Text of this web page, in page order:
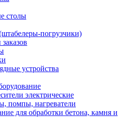
столы
погрузчики)
устройства
электрические
помпы, нагреватели
для обработки бетона, камня и